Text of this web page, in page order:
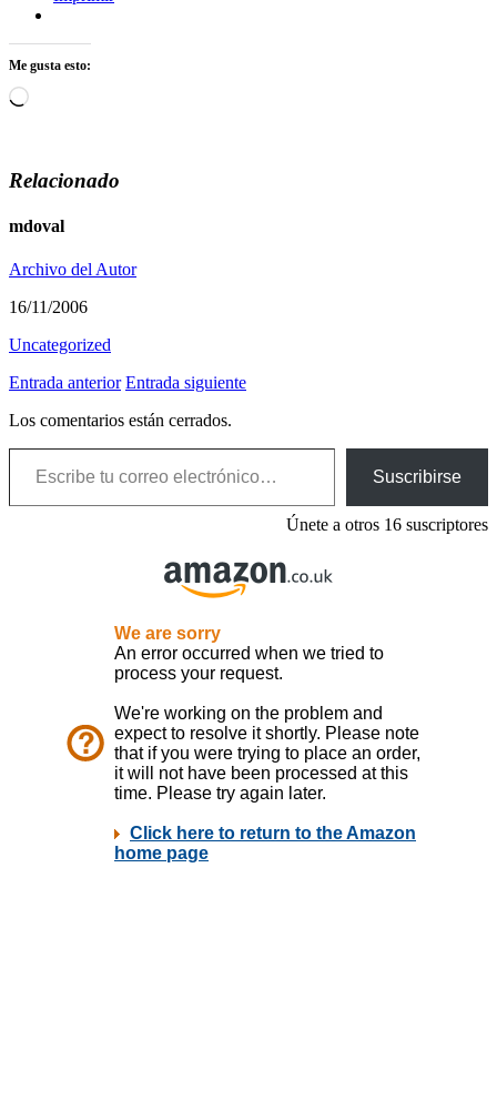
Me gusta esto:
Cargando...
Relacionado
mdoval
Archivo del Autor
16/11/2006
Uncategorized
Entrada anterior Entrada siguiente
Los comentarios están cerrados.
Escribe tu correo electrónico…
Suscribirse
Únete a otros 16 suscriptores